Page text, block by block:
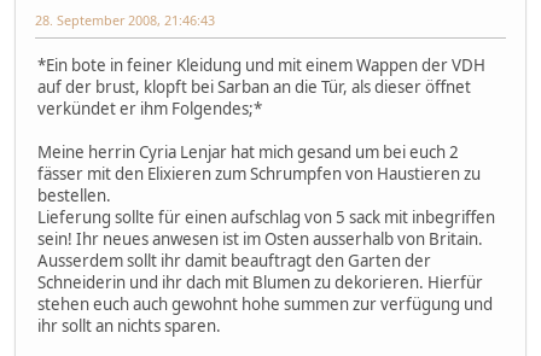
28. September 2008, 21:46:43
*Ein bote in feiner Kleidung und mit einem Wappen der VDH
auf der brust, klopft bei Sarban an die Tür, als dieser öffnet
verkündet er ihm Folgendes;*
Meine herrin Cyria Lenjar hat mich gesand um bei euch 2
fässer mit den Elixieren zum Schrumpfen von Haustieren zu
bestellen.
Lieferung sollte für einen aufschlag von 5 sack mit inbegriffen
sein! Ihr neues anwesen ist im Osten ausserhalb von Britain.
Ausserdem sollt ihr damit beauftragt den Garten der
Schneiderin und ihr dach mit Blumen zu dekorieren. Hierfür
stehen euch auch gewohnt hohe summen zur verfügung und
ihr sollt an nichts sparen.